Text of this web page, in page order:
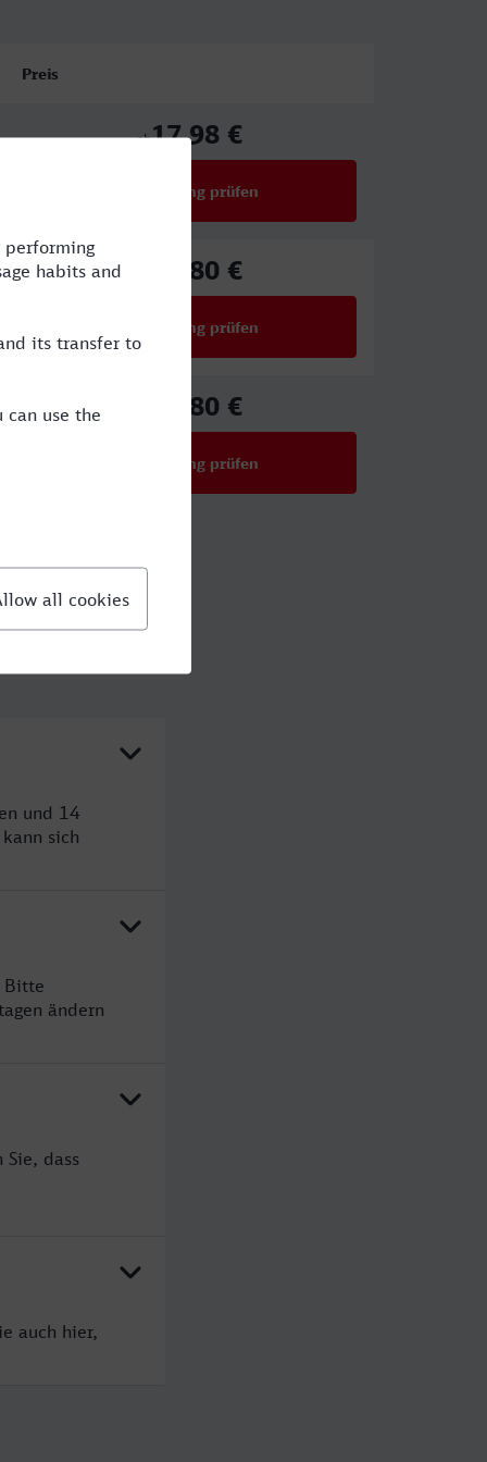
Preis
ab17,98 €
Verbindung prüfen
25,80 €
Verbindung prüfen
25,80 €
Verbindung prüfen
und 14
sich
Bitte
ändern
dass
auch hier,